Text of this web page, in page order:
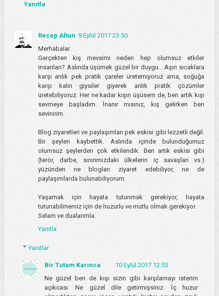
Yanıtla
Recep Altun 9 Eylül 2017 23:50
Merhabalar.
Gerçekten kış mevsimi neden hep olumsuz etkiler
insanları? Aslında üşümek güzel bir duygu... Aşırı sıcaklara
karşı anlık pek pratik çareler üretemiyoruz ama, soğuğa
karşı kalın giysiler giyerek anlık pratik çözümler
üretebiliyoruz. Her ne kadar kışın üşüsem de, ben artık kışı
sevmeye başladım. İnanır mısınız, kış gelirken ben
sevinirim.
Blog ziyaretleri ve paylaşımları pek eskisi gibi lezzetli değil.
Bir şeyleri kaybettik. Aslında içinde bulunduğumuz
olumsuz şeylerden çok etkilendik. Ben artık eskisi gibi
(terör, darbe, sınırımızdaki ülkelerin iç savaşları vs.)
yüzünden ne blogları ziyaret edebiliyor, ne de
paylaşımlarda bulunabiliyorum.
Yaşamak için hayata tutunmak gerekiyor, hayata
tutunabilmemiz için de huzurlu ve mutlu olmak gerekiyor.
Selam ve dualarımla.
Yanıtla
Yanıtlar
Bir Tutam Karınca
10 Eylül 2017 12:53
Ne güzel ben de kışı sizin gibi karşılamayı isterim
açıkcası. Ne güzel dile getirmişsiniz. İç huzur